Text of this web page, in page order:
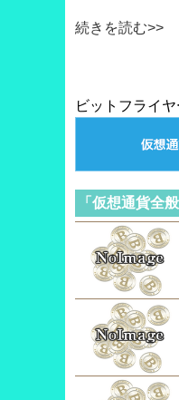
続きを読む>>
ビットフライヤ
「仮想通貨全